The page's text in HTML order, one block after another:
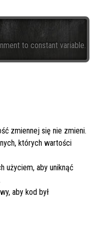
to constant variable.
zmiennej się nie zmieni.
których wartości
użyciem, aby uniknąć
aby kod był